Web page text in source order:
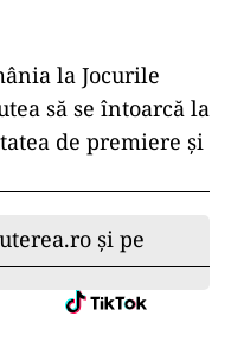
la Jocurile
să se întoarcă la
de premiere și
și pe